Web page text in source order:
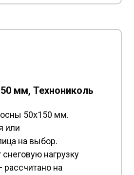
50x150 мм.
или
на выбор.
нагрузку
на
мм, Технониколь